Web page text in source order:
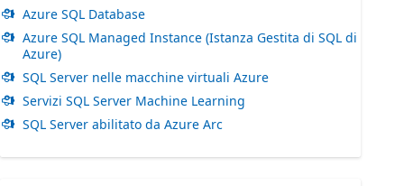
Azure SQL Database
Azure SQL Managed Instance (Istanza Gestita di SQL di
Azure)
SQL Server nelle macchine virtuali Azure
Servizi SQL Server Machine Learning
SQL Server abilitato da Azure Arc